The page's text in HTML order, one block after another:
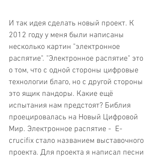
И так идея сделать новый проект. К
2012 году у меня были написаны
несколько картин "электронное
распятие". "Электронное распятие" это
о том, что с одной стороны цифровые
технологии благо, но с другой стороны
это ящик пандоры. Какие ещё
испытания нам предстоят? Библия
проецировалась на Новый Цифровой
Мир. Электронное распятие -  E-
crucifix стало названием выставочного
проекта. Для проекта я написал песни